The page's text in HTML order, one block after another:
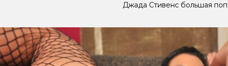
Джада Стивенс большая